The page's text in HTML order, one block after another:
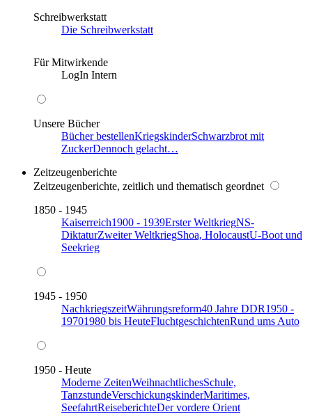
Schreibwerkstatt
Die Schreibwerkstatt
Für Mitwirkende
LogIn Intern
Unsere Bücher
Bücher bestellenKriegskinderSchwarzbrot mit
ZuckerDennoch gelacht…
Zeitzeugenberichte
Zeitzeugenberichte, zeitlich und thematisch geordnet
1850 - 1945
Kaiserreich1900 - 1939Erster WeltkriegNS-
DiktaturZweiter WeltkriegShoa, HolocaustU-Boot und
Seekrieg
1945 - 1950
NachkriegszeitWährungsreform40 Jahre DDR1950 -
19701980 bis HeuteFluchtgeschichtenRund ums Auto
1950 - Heute
Moderne ZeitenWeihnachtlichesSchule,
TanzstundeVerschickungskinderMaritimes,
SeefahrtReiseberichteDer vordere Orient